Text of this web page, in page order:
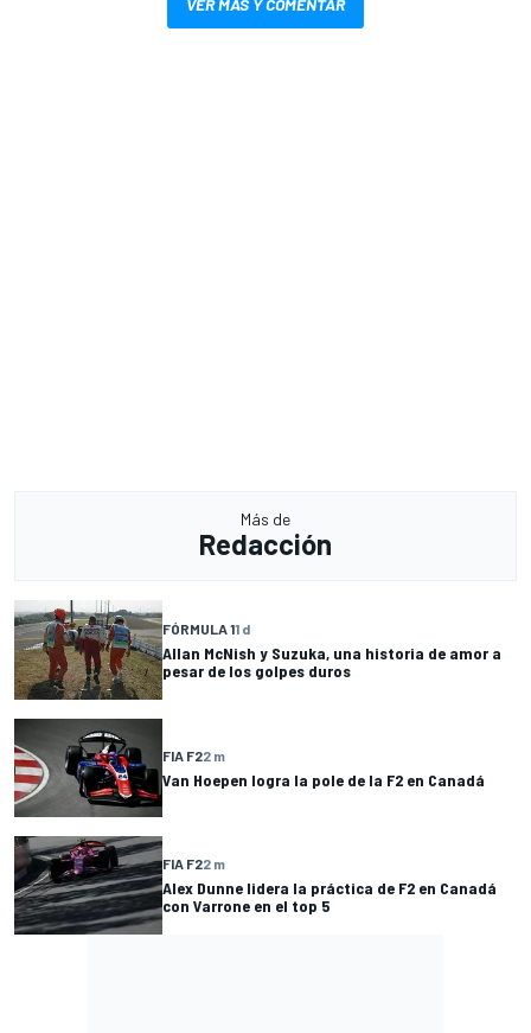
VER MÁS Y COMENTAR
Más de
Redacción
FÓRMULA 11 d
Allan McNish y Suzuka, una historia de amor a
pesar de los golpes duros
FIA F22 m
Van Hoepen logra la pole de la F2 en Canadá
FIA F22 m
Alex Dunne lidera la práctica de F2 en Canadá
con Varrone en el top 5